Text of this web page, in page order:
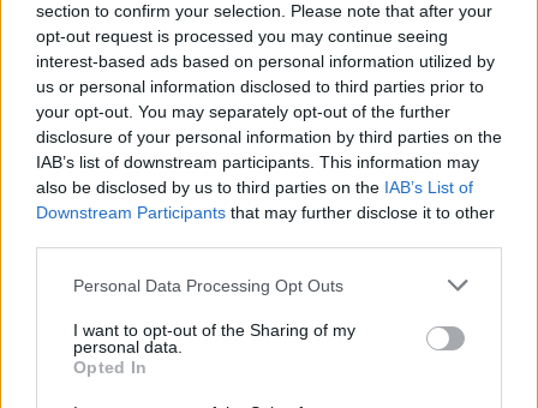
section to confirm your selection. Please note that after your
opt-out request is processed you may continue seeing
interest-based ads based on personal information utilized by
us or personal information disclosed to third parties prior to
your opt-out. You may separately opt-out of the further
disclosure of your personal information by third parties on the
IAB’s list of downstream participants. This information may
also be disclosed by us to third parties on the IAB’s List of
Downstream Participants that may further disclose it to other
Please note that this website/app uses one or more Google
not limited to your visit or usage behaviour. You may click to
grant or deny consent to Google and its third-party tags to
use your data for below specified purposes in below Google
Personal Data Processing Opt Outs
I want to opt-out of the Sharing of my
personal data.
Opted In
A holocaust nemzetközi emléknapja.
2. rész
Ligeti Ernő, Kemény Simon, Pap Károly, Gelléri
Andor Endre, Rejtő Jenő, Bálint György, Elek
Artúr, Kner Imre, Karácsony Benő, Radnóti
Miklós, Szomory Dezső művei a Magyar
Elektronikus Könyvtárban
2014 óta az 1943-ban, 2015 óta az 1944-ben, 2016
óta pedig az 1945-ben elhunyt írók művei szabadon
elérhetőek az interneten. A jelenlegi szabályozás
szerint az alkotó halálát követő évtől számított 70